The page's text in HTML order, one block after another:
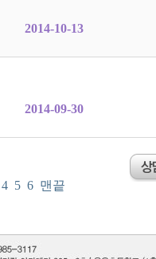
2014-10-13
2014-09-30
4 5 6 맨끝